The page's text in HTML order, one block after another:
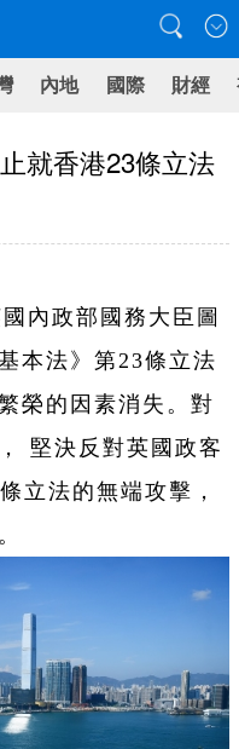
內地 國際 財經
就香港23條立法
內政部國務大臣圖
本法》第23條立法
榮的因素消失。對
堅決反對英國政客
立法的無端攻擊，